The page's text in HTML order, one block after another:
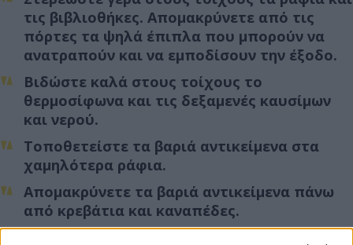
τις βιβλιοθήκες. Απομακρύνετε από τις
πόρτες τα ψηλά έπιπλα που μπορούν να
ανατραπούν και να εμποδίσουν την έξοδο.
Βιδώστε καλά στους τοίχους το
θερμοσίφωνα και τις δεξαμενές καυσίμων
και νερού.
Τοποθετείστε τα βαριά αντικείμενα στα
χαμηλότερα ράφια.
Απομακρύνετε τα βαριά αντικείμενα πάνω
από κρεβάτια και καναπέδες.